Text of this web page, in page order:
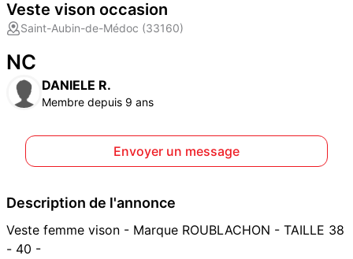
Veste vison occasion
Saint-Aubin-de-Médoc (33160)
NC
DANIELE R.
Membre depuis 9 ans
Envoyer un message
Description de l'annonce
Veste femme vison - Marque ROUBLACHON - TAILLE 38
- 40 -